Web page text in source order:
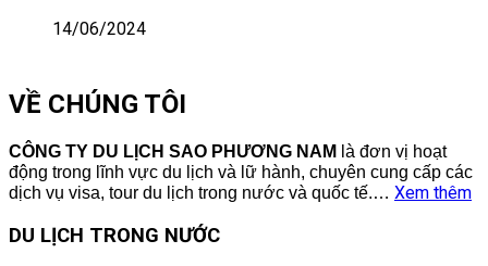
14/06/2024
VỀ CHÚNG TÔI
CÔNG TY DU LỊCH SAO PHƯƠNG NAM là đơn vị hoạt
động trong lĩnh vực du lịch và lữ hành, chuyên cung cấp các
dịch vụ visa, tour du lịch trong nước và quốc tế.… Xem thêm
DU LỊCH TRONG NƯỚC